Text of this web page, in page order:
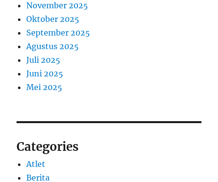
November 2025
Oktober 2025
September 2025
Agustus 2025
Juli 2025
Juni 2025
Mei 2025
Categories
Atlet
Berita